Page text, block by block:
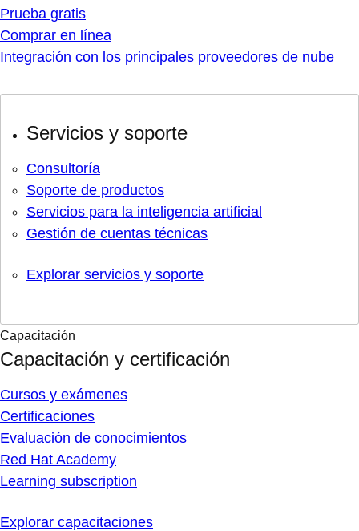
Prueba gratis
Comprar en línea
Integración con los principales proveedores de nube
Servicios y soporte
Consultoría
Soporte de productos
Servicios para la inteligencia artificial
Gestión de cuentas técnicas
Explorar servicios y soporte
Capacitación
Capacitación y certificación
Cursos y exámenes
Certificaciones
Evaluación de conocimientos
Red Hat Academy
Learning subscription
Explorar capacitaciones